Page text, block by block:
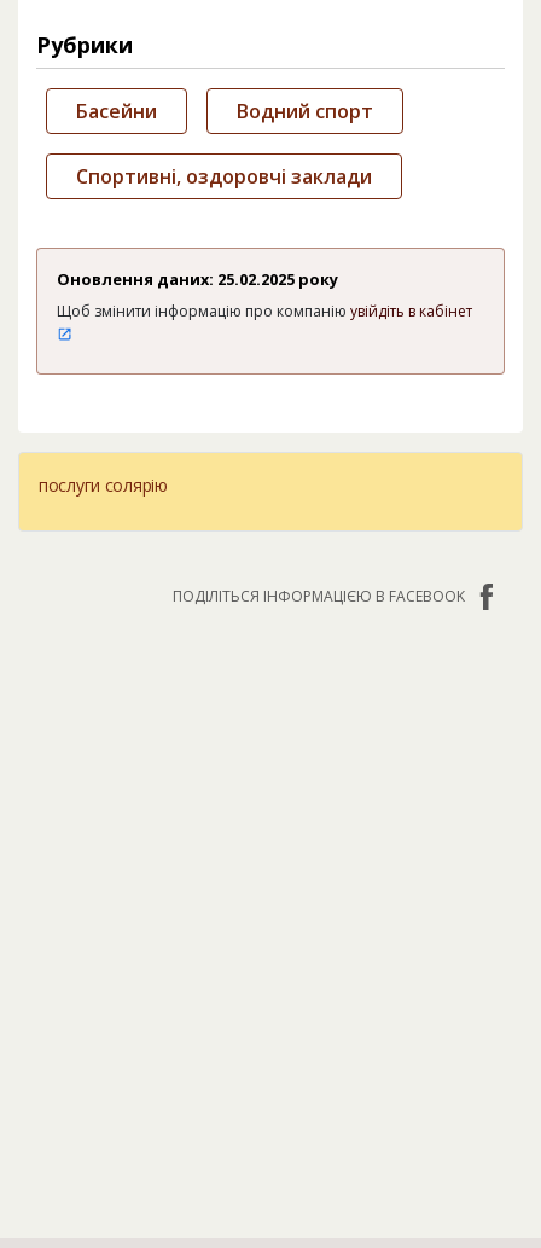
Рубрики
Басейни Водний спорт
Спортивні, оздоровчі заклади
Оновлення даних: 25.02.2025 року
Щоб змінити інформацію про компанію увійдіть в кабінет
послуги солярію
ПОДІЛІТЬСЯ ІНФОРМАЦІЄЮ В FACEBOOK